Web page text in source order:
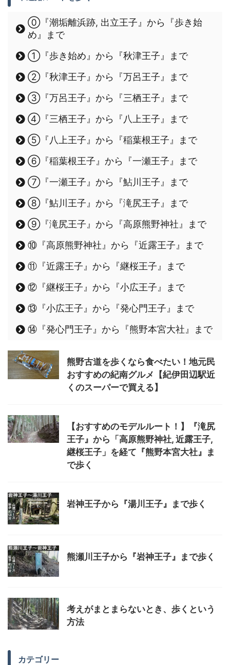
⓪『潮垢離浜跡, 出立王子』から『歩き始
め』まで
①『歩き始め』から『秋津王子』まで
②『秋津王子』から『万呂王子』まで
③『万呂王子』から『三栖王子』まで
④『三栖王子』から『八上王子』まで
⑤『八上王子』から『稲葉根王子』まで
⑥『稲葉根王子』から『一瀬王子』まで
⑦『一瀬王子』から『鮎川王子』まで
⑧『鮎川王子』から『滝尻王子』まで
⑨『滝尻王子』から『高原熊野神社』まで
⑩『高原熊野神社』から『近露王子』まで
⑪『近露王子』から『継桜王子』まで
⑫『継桜王子』から『小広王子』まで
⑬『小広王子』から『発心門王子』まで
⑭『発心門王子』から『熊野本宮大社』まで
熊野古道を歩くなら食べたい！地元民
おすすめの紀南グルメ【紀伊田辺駅近
くのスーパーで買える】
【おすすめのモデルルート！】『滝尻
王子』から「高原熊野神社, 近露王子,
継桜王子」を経て『熊野本宮大社』ま
で歩く
岩神王子から『湯川王子』まで歩く
熊瀬川王子から『岩神王子』まで歩く
考えがまとまらないとき、歩くという
方法
カテゴリー